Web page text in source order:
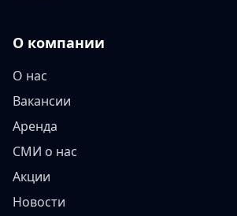
О компании
О нас
Вакансии
Аренда
СМИ о нас
Акции
Новости